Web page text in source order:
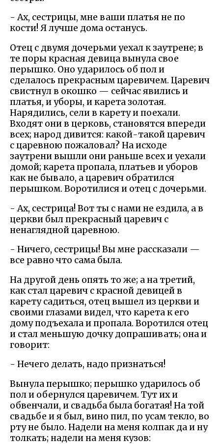
- Ах, сестрицы, мне ваши платья не по
кости! Я лучше дома останусь.
Отец с двумя дочерьми уехал к заутрене; в
те поры красная девица вынула свое
перышко. Оно ударилось об пол и
сделалось прекрасным царевичем. Царевич
свистнул в окошко — сейчас явились и
платья, и уборы, и карета золотая.
Нарядились, сели в карету и поехали.
Входят они в церковь, становятся впереди
всех; народ дивится: какой-такой царевич
с царевною пожаловал? На исходе
заутрени вышли они раньше всех и уехали
домой; карета пропала, платьев и уборов
как не бывало, а царевич обратился
перышком. Воротилися и отец с дочерьми.
- Ах, сестрица! Вот ты с нами не ездила, а в
церкви был прекрасный царевич с
ненаглядной царевною.
- Ничего, сестрицы! Вы мне рассказали —
все равно что сама была.
На другой день опять то же; а на третий,
как стал царевич с красной девицей в
карету садиться, отец вышел из церкви и
своими глазами видел, что карета к его
дому подъехала и пропала. Воротился отец
и стал меньшую дочку допрашивать; она и
говорит:
- Нечего делать, надо признаться!
Вынула перышко; перышко ударилось об
пол и обернулся царевичем. Тут их и
обвенчали, и свадьба была богатая! На той
свадьбе и я был, вино пил, по усам текло, во
рту не было. Надели на меня колпак да и ну
толкать; надели на меня кузов: